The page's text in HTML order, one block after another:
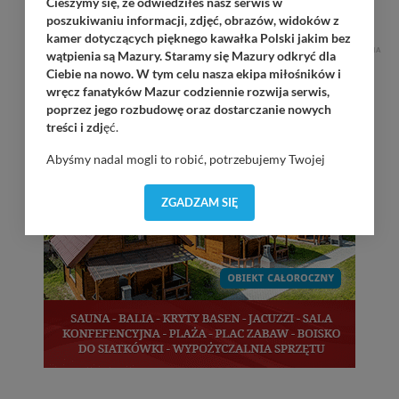
Górkło / Marina Górkło / 21:00
REKLAMA
poszukiwaniu informacji, zdjęć, obrazów, widoków z
kamer dotyczących pięknego kawałka Polski jakim bez
wątpienia są Mazury. Staramy się Mazury odkryć dla
Ciebie na nowo. W tym celu nasza ekipa miłośników i
wręcz fanatyków Mazur codziennie rozwija serwis,
poprzez jego rozbudowę oraz dostarczanie nowych
treści i zdjęć.
Abyśmy nadal mogli to robić, potrzebujemy Twojej
dostosować do Twoich preferencji. Twoje dane (w tym
pliki cookies) będą zapisywane w celu usprawnienia
wyszukania, ulubione miejsca, logowania, itp).
Bezpieczeństwo Twoich danych jest dla nas
priorytetowe, bez poinformowania Ciebie nie będziemy
zmieniać zakresu naszych uprawnień. Twoje dane są u
nas bezpieczne, jeśli masz wątpliwości co do naszych
intencji, zawsze możesz wycofać swoją zgodę. Więcej
informacji uzyskach w naszejPolityce Prywatności
Klikając znak X lub przycisk PRZEJDŹ DO SERWISU
ZGADZAM SIĘ